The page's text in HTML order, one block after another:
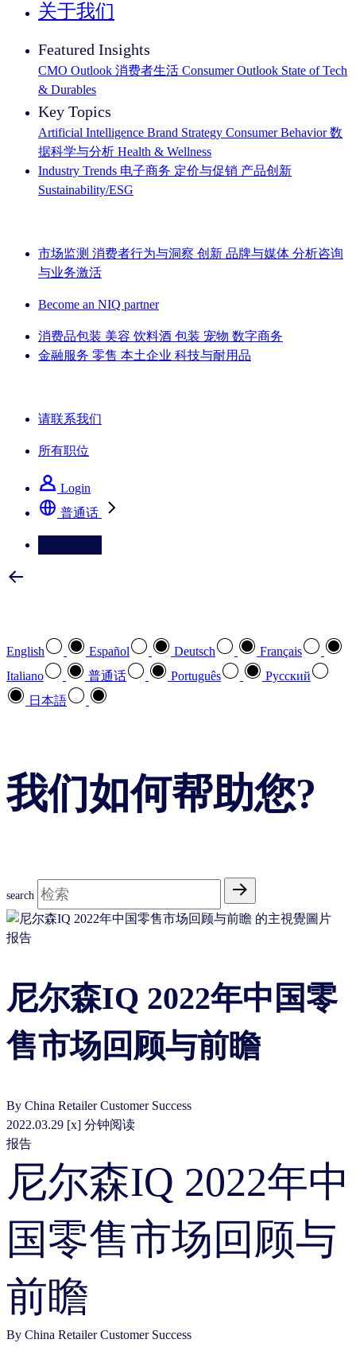
关于我们
Featured Insights
CMO Outlook 消费者生活 Consumer Outlook State of Tech
& Durables
Key Topics
Artificial Intelligence Brand Strategy Consumer Behavior 数
据科学与分析 Health & Wellness
Industry Trends 电子商务 定价与促销 产品创新
Sustainability/ESG
市场监测 消费者行为与洞察 创新 品牌与媒体 分析咨询
与业务激活
Become an NIQ partner
消费品包装 美容 饮料酒 包装 宠物 数字商务
金融服务 零售 本土企业 科技与耐用品
请联系我们
所有职位
Login
普通话
English Español Deutsch
Français
Italiano
普通话 Português
Pусский
日本語
我们如何帮助您?
search
报告
尼尔森IQ 2022年中国零
售市场回顾与前瞻
By China Retailer Customer Success
2022.03.29 [x] 分钟阅读
报告
尼尔森IQ 2022年中
国零售市场回顾与
前瞻
By China Retailer Customer Success